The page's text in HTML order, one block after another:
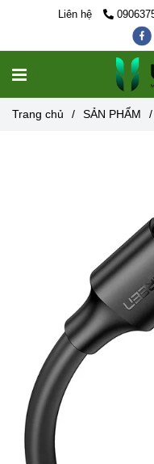
Liên hệ
Trang chủ / SẢN PHẨM /